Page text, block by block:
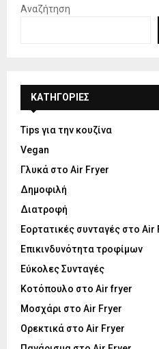
Αναζήτηση
KΑΤΗΓΟΡΊΕΣ
Tips για την κουζίνα
Vegan
Γλυκά στο Air Fryer
Δημοφιλή
Διατροφή
Εορτατικές συνταγές στο Air
Επικινδυνότητα τροφίμων
Εύκολες Συνταγές
Κοτόπουλο στο Air fryer
Μοσχάρι στο Air Fryer
Ορεκτικά στο Air Fryer